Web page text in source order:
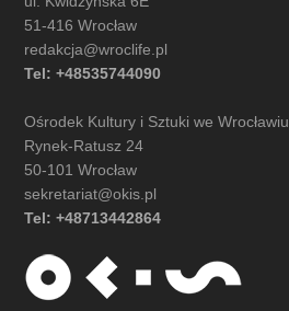
51-416 Wrocław
redakcja@wroclife.pl
Tel: +48535744090
Ośrodek Kultury i Sztuki we Wrocławiu
Rynek-Ratusz 24
50-101 Wrocław
sekretariat@okis.pl
Tel: +48713442864